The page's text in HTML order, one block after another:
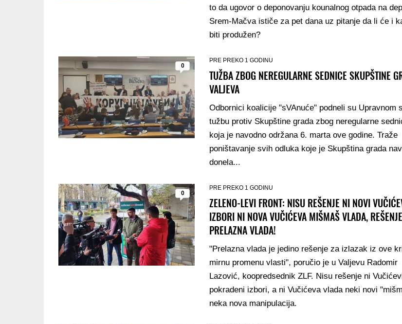
to da ugovor o deponovanju kounalnog otpada na
Srem-Mačva ističe za pet dana uz pitanje da li će i
biti produžen?
0
PRE PREKO 1 GODINU
TUŽBA ZBOG NEREGULARNE SEDNICE SKUPŠTINE
VALJEVA
Odbornici koalicije "sVAnuće" podneli su Upravnom
tužbu protiv Skupštine grada zbog neregularne
koja je navodno održana 6. marta ove godine. Traže
poništavanje svih odluka koje je Skupština grada
donela...
0
PRE PREKO 1 GODINU
ZELENO-LEVI FRONT: NISU REŠENJE NI NOVI
IZBORI NI NOVA VUČIĆEVA MIŠMAŠ VLADA,
PRELAZNA VLADA!
"Prelazna vlada je jedino rešenje za izlazak iz ove
mirnu promenu vlasti", poručio je u Valjevu Radomir
Lazović, koopredsednik ZLF. Nisu rešenje ni
pokradeni izbori, a ni Vučićeva vlada neki novi
neka nova manipulacija.